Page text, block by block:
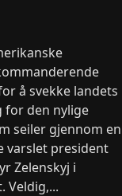
å svekke landets
for den nylige
seiler gjennom en
varslet president
Zelenskyj i
Veldig,...